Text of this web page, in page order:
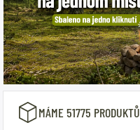
MÁME 51775 PRODUKTŮ